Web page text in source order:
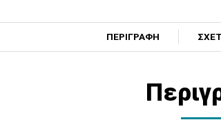
ΠΕΡΙΓΡΑΦΗ